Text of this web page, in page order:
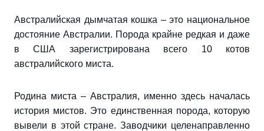
Австралийская дымчатая кошка – это национальное
достояние Австралии. Порода крайне редкая и даже
в США зарегистрирована всего 10 котов
австралийского миста.
Родина миста – Австралия, именно здесь началась
история мистов. Это единственная порода, которую
вывели в этой стране. Заводчики целенаправленно